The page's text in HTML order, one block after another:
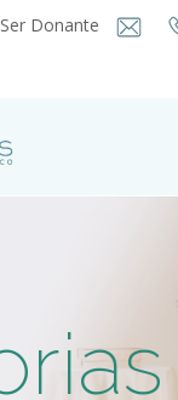
Ser Donante